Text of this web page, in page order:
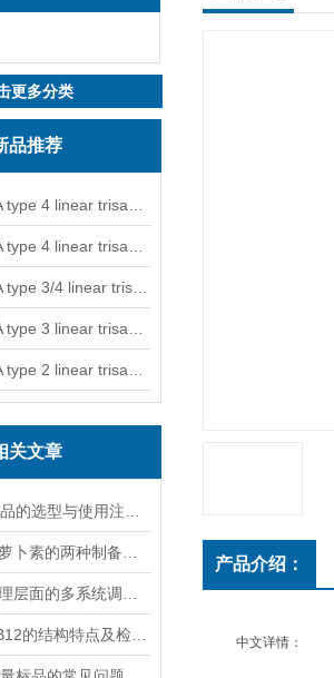
更多分类
品推荐
关文章
产品介绍：
中文详情：